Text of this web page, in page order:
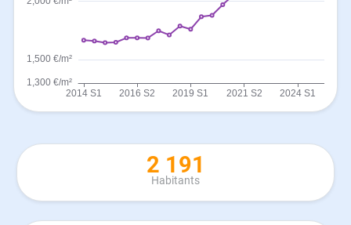
2 191
Habitants